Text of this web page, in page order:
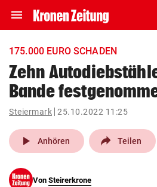
menu Navigation
ein-/ausklappen
account_circle Anmelden
pin_drop
Wien
175.000 EURO SCHADEN
Zehn
Bande
Steiermark 25.10.2022 11:25
play_arrow Anhören Teilen
Von Steirerkrone